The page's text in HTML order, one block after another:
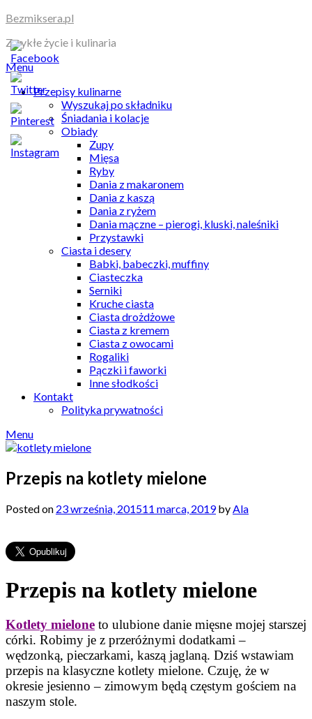
Skip
content
Bezmiksera.pl
Zwykłe życie i kulinaria
Menu
Przepisy kulinarne
Wyszukaj po składniku
Śniadania i kolacje
Obiady
Zupy
Mięsa
Ryby
Dania z makaronem
Dania z kaszą
Dania z ryżem
Dania mączne – pierogi, kluski, naleśniki
Przystawki
Ciasta i desery
Babki, babeczki, muffiny
Ciasteczka
Serniki
Kruche ciasta
Ciasta drożdżowe
Ciasta z kremem
Ciasta z owocami
Rogaliki
Pączki i faworki
Inne słodkości
Kontakt
Polityka prywatności
Menu
Przepis na kotlety mielone
Posted on 23 września, 201511 marca, 2019byAla
Przepis na kotlety mielone
Kotlety mielone to ulubione danie mięsne mojej starszej
córki. Robimy je z przeróżnymi dodatkami –
wędzonką, pieczarkami, kaszą jaglaną. Dziś wstawiam
przepis na klasyczne kotlety mielone. Czuję, że w
okresie jesienno – zimowym będą częstym gościem na
naszym stole.